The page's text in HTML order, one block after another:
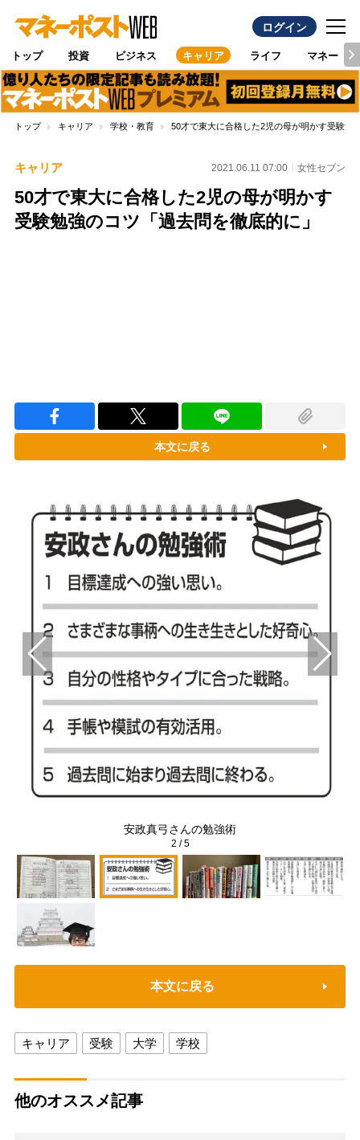
ログイン
トップ 投資 ビジネス キャリア ライフ マネー
トップ キャリア 学校・教育 50才で東大に合格した2児の母が明かす受験勉
キャリア 2021.06.11 07:00 女性セブン
50才で東大に合格した2児の母が明かす
受験勉強のコツ「過去問を徹底的に」
本文に戻る
安政真弓さんの勉強術
2 /5
本文に戻る
キャリア 受験 大学 学校
他のオススメ記事